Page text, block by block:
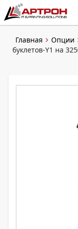
Главная Опции
буклетов-Y1 на